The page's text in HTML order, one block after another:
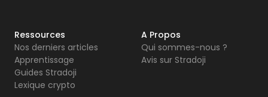
Ressources
Nos derniers articles
Apprentissage
Guides Stradoji
Lexique crypto
A Propos
Qui sommes-nous ?
Avis sur Stradoji